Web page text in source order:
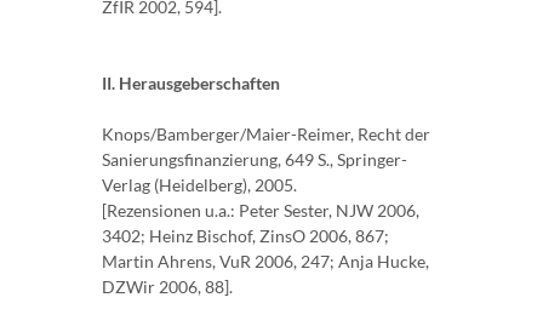
ZfIR 2002, 594].
II. Herausgeberschaften
Knops/Bamberger/Maier-Reimer, Recht der
Sanierungsfinanzierung, 649 S., Springer-
Verlag (Heidelberg), 2005.
[Rezensionen u.a.: Peter Sester, NJW 2006,
3402; Heinz Bischof, ZinsO 2006, 867;
Martin Ahrens, VuR 2006, 247; Anja Hucke,
DZWir 2006, 88].